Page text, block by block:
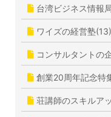
台湾ビジネス情報
ワイズの経営塾(13)
コンサルタントの
創業20周年記念
荘講師のスキルア